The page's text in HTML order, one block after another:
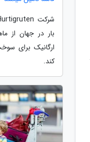
بار در جهان از
ارگانیک برای
کند.